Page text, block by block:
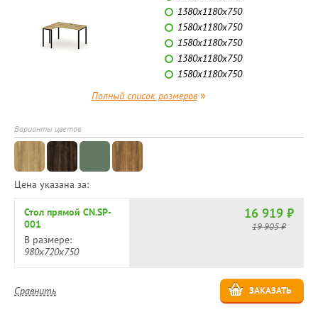
1380x1180x750
1580x1180x750
1580x1180x750
1380x1180x750
1580x1180x750
Полный список размеров»
Варианты цветов
Цена указана за:
Стол прямой CN.SP-
001
В размере:
980x720x750
16 919 ₽
19 905 ₽
ЗАКАЗАТЬ
Сравнить